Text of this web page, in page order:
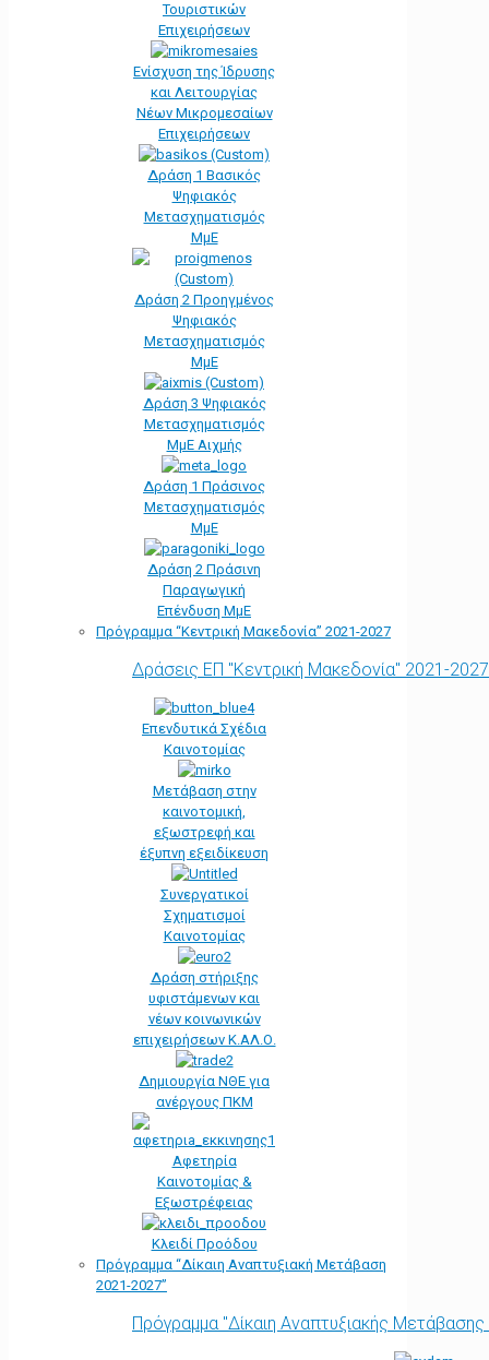
Τουριστικών
Επιχειρήσεων
Ενίσχυση της Ίδρυσης
και Λειτουργίας
Νέων Μικρομεσαίων
Επιχειρήσεων
Δράση 1 Βασικός
Ψηφιακός
Μετασχηματισμός
ΜμΕ
Δράση 2 Προηγμένος
Ψηφιακός
Μετασχηματισμός
ΜμΕ
Δράση 3 Ψηφιακός
Μετασχηματισμός
ΜμΕ Αιχμής
Δράση 1 Πράσινος
Μετασχηματισμός
ΜμΕ
Δράση 2 Πράσινη
Παραγωγική
Επένδυση ΜμΕ
Πρόγραμμα “Κεντρική Μακεδονία” 2021-2027
Δράσεις ΕΠ "Κεντρική Μακεδονία" 2021-2027
Επενδυτικά Σχέδια
Καινοτομίας
Μετάβαση στην
καινοτομική,
εξωστρεφή και
έξυπνη εξειδίκευση
Συνεργατικοί
Σχηματισμοί
Καινοτομίας
Δράση στήριξης
υφιστάμενων και
νέων κοινωνικών
επιχειρήσεων Κ.ΑΛ.Ο.
Δημιουργία ΝΘΕ για
ανέργους ΠΚΜ
Αφετηρία
Kαινοτομίας &
Εξωστρέφειας
Κλειδί Προόδου
Πρόγραμμα “Δίκαιη Αναπτυξιακή Μετάβαση
2021-2027”
Πρόγραμμα "Δίκαιη Αναπτυξιακής